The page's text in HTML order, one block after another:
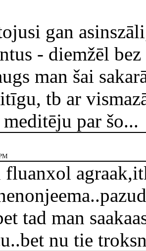
gan
- diemžēl
man šai
tb ar
par šo...
fluanxol
tad man
nu tie